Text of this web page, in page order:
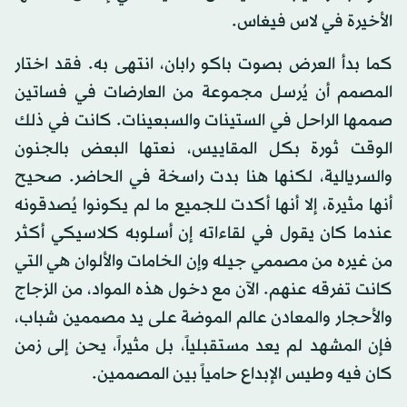
الأخيرة في لاس فيغاس.
كما بدأ العرض بصوت باكو رابان، انتهى به. فقد اختار
المصمم أن يُرسل مجموعة من العارضات في فساتين
صممها الراحل في الستينات والسبعينات. كانت في ذلك
الوقت ثورة بكل المقاييس، نعتها البعض بالجنون
والسريالية، لكنها هنا بدت راسخة في الحاضر. صحيح
أنها مثيرة، إلا أنها أكدت للجميع ما لم يكونوا يُصدقونه
عندما كان يقول في لقاءاته إن أسلوبه كلاسيكي أكثر
من غيره من مصممي جيله وإن الخامات والألوان هي التي
كانت تفرقه عنهم. الآن مع دخول هذه المواد، من الزجاج
والأحجار والمعادن عالم الموضة على يد مصممين شباب،
فإن المشهد لم يعد مستقبلياً، بل مثيراً، يحن إلى زمن
كان فيه وطيس الإبداع حامياً بين المصممين.